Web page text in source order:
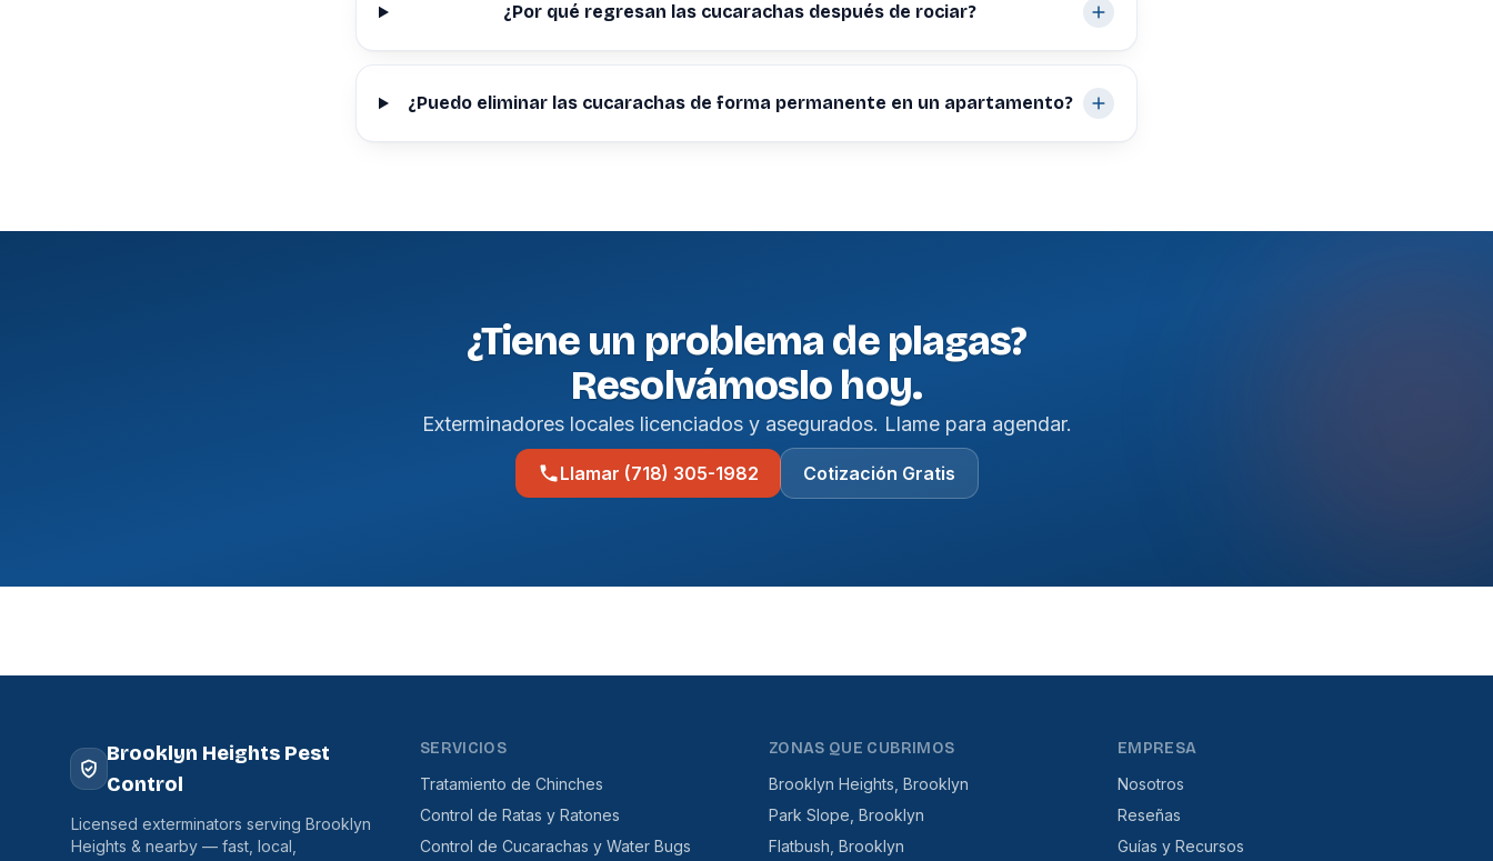
¿Por qué regresan las cucarachas después de rociar?
¿Puedo eliminar las cucarachas de forma permanente en un apartamento?
¿Tiene un problema de plagas?
Resolvámoslo hoy.
Exterminadores locales licenciados y asegurados. Llame para agendar.
Llamar (718) 305-1982 Cotización Gratis
Brooklyn Heights Pest
Control
Licensed exterminators serving Brooklyn
Heights & nearby — fast, local,
SERVICIOS
Tratamiento de Chinches
Control de Ratas y Ratones
Control de Cucarachas y Water Bugs
ZONAS QUE CUBRIMOS
Brooklyn Heights, Brooklyn
Park Slope, Brooklyn
Flatbush, Brooklyn
EMPRESA
Nosotros
Reseñas
Guías y Recursos